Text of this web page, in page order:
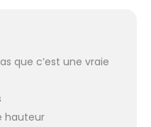
que c’est une vraie
hauteur